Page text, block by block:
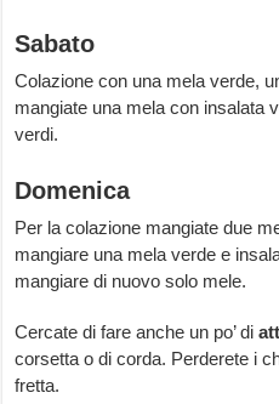
Sabato
Colazione con una mela verde,
mangiate una mela con insalata
verdi.
Domenica
Per la colazione mangiate due
mangiare una mela verde e
mangiare di nuovo solo mele.
Cercate di fare anche un po’ di
corsetta o di corda. Perderete i
fretta.